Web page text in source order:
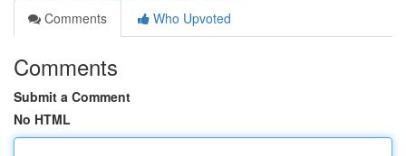
Comments
Who Upvoted
Comments
Submit a Comment
No HTML